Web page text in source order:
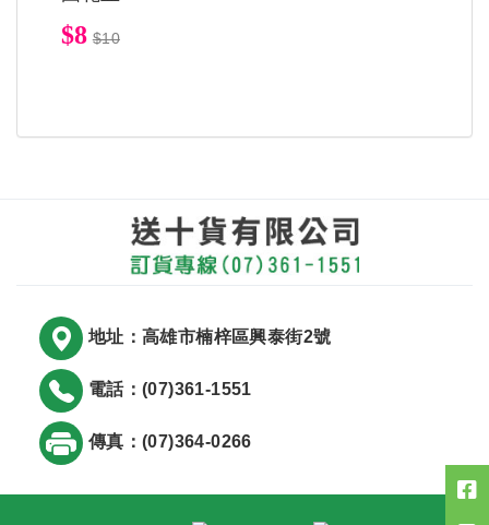
$8 $10
地址：高雄市楠梓區興泰街2號
電話：(07)361-1551
傳真：(07)364-0266